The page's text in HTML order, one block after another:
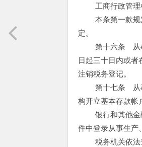
工商行政管理机
本条第一款规定
定。
第十六条 从事
日起三十日内或
注销税务登记。
第十七条 从事
构开立基本存款帐
银行和其他金融
件中登录从事生产
税务机关依法查